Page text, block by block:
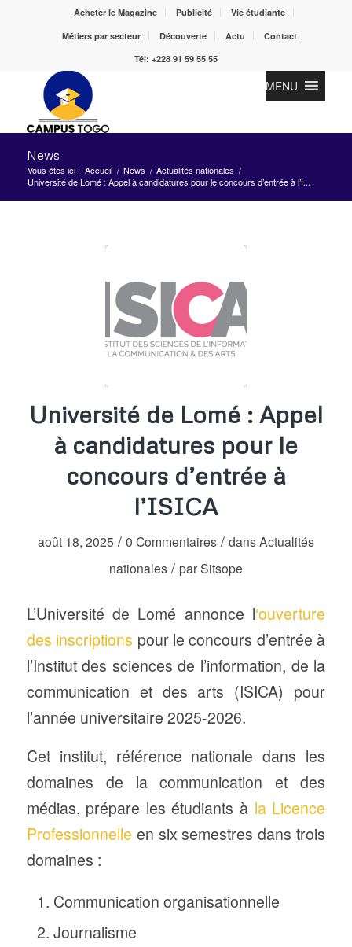
Acheter le Magazine Publicité
Vie étudiante
Métiers par secteur
Découverte Actu
Contact
Tél: +228 91 59 55 55
MENU
News
Vous êtes ici : Accueil / News / Actualités nationales /
Université de Lomé : Appel à candidatures pour le concours d’entrée à l’I...
Université de Lomé : Appel
à candidatures pour le
concours d’entrée à
l’ISICA
août 18, 2025 / 0 Commentaires / dansActualités
nationales / parSitsope
L’Université de Lomé annonce l‘ouverture
des inscriptions pour le concours d’entrée à
l’Institut des sciences de l’information, de la
communication et des arts (ISICA) pour
l’année universitaire 2025-2026.
Cet institut, référence nationale dans les
domaines de la communication et des
médias, prépare les étudiants à la Licence
Professionnelle en six semestres dans trois
domaines :
Communication organisationnelle
Journalisme